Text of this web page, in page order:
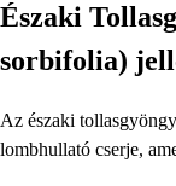
Északi
sorbifolia)
Az északi
lombhullató cserje,